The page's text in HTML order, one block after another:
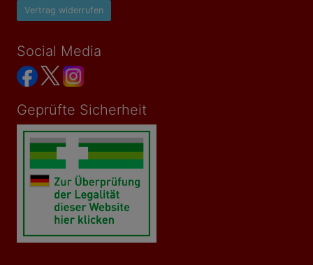
Vertrag widerrufen
Social Media
Geprüfte Sicherheit